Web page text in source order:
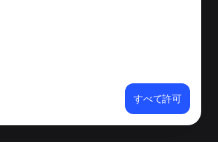
すべて許可